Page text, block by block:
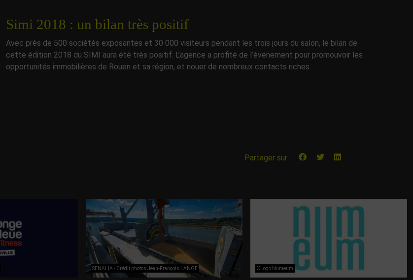
Simi 2018 : un bilan très positif
Avec près de 500 sociétés exposantes et 30 000 visiteurs pendant les trois jours du salon, le bilan de
cette édition 2018 du SIMI aura été très positif. L’agence a profité de l’événement pour promouvoir les
opportunités immobilières de Rouen et sa région, et nouer de nombreux contacts riches.
Partager sur :
SENALIA - Crédit photos Jean-François LANGE ©Logo Numeum